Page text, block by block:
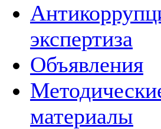
экспертиза
Объявления
материалы